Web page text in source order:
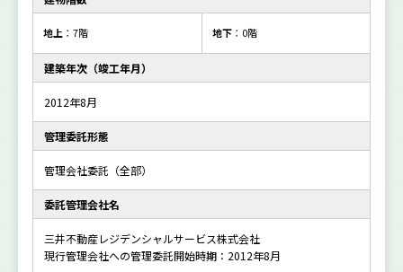
地上 ：7階 地下：0階
建築年次（竣工年月）
2012年8月
管理委託形態
管理会社委託（全部）
委託管理会社名
三井不動産レジデンシャルサービス株式会社
現行管理会社への管理委託開始時期：2012年8月